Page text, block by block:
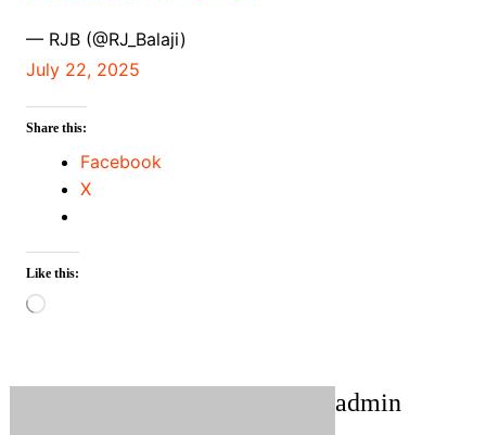
— RJB (@RJ_Balaji)
July 22, 2025
Share this:
Facebook
X
Like this:
Loading…
admin